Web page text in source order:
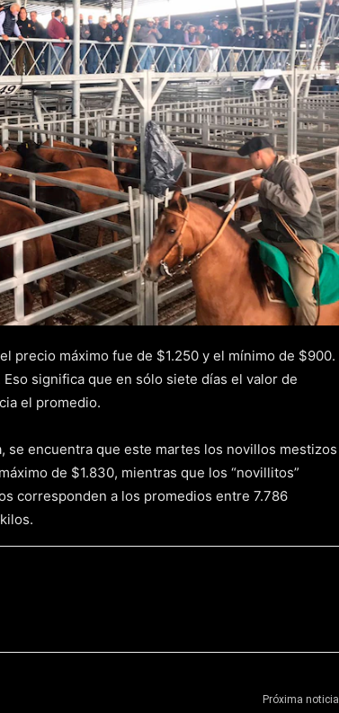
precio máximo fue de $1.250 y el mínimo de $900.
significa que en sólo siete días el valor de
el promedio.
se encuentra que este martes los novillos mestizos
de $1.830, mientras que los “novillitos”
corresponden a los promedios entre 7.786
Próxima noticia